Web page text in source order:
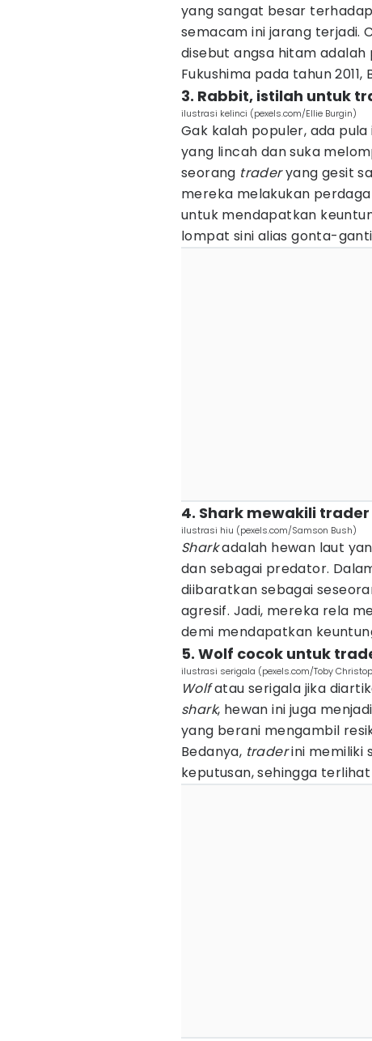
yang sangat besar
semacam ini jarang terjadi.
disebut angsa hitam adalah
Fukushima pada tahun
3. Rabbit, istilah untuk
ilustrasi kelinci (pexels.com/Ellie Burgin)
Gak kalah populer, ada pula
yang lincah dan suka
seorang traderyang gesit
mereka melakukan
untuk mendapatkan
lompat sini alias gonta-ganti
4. Shark mewakili
ilustrasi hiu (pexels.com/Samson Bush)
Sharkadalah hewan laut
dan sebagai predator.
diibaratkan sebagai
agresif. Jadi, mereka rela
demi mendapatkan
5. Wolf cocok untuk
ilustrasi serigala (pexels.com/Toby
Wolfatau serigala jika
shark, hewan ini juga
yang berani mengambil
Bedanya, traderini memiliki
keputusan, sehingga